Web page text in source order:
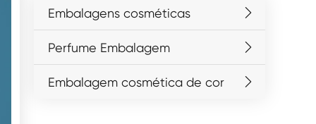
Embalagens cosméticas
Perfume Embalagem
Embalagem cosmética de cor